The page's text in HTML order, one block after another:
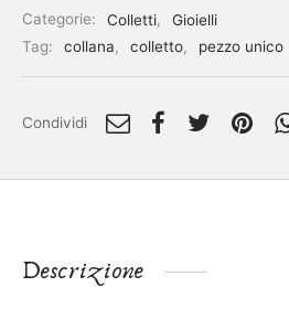
Categorie: Colletti,
Gioielli
Tag:
collana, colletto, pezzo unico
Condividi
Descrizione